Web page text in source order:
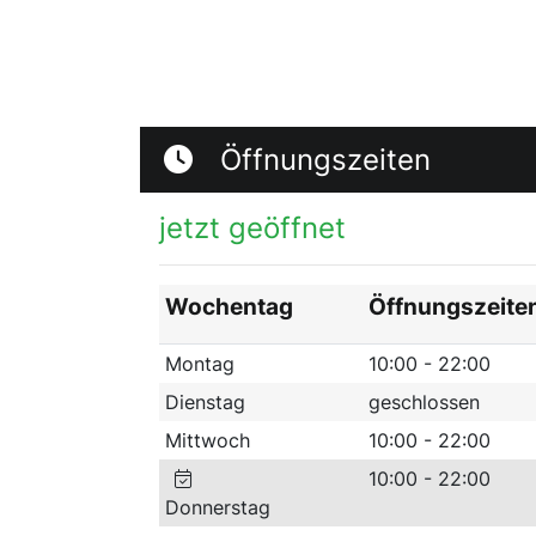
Öffnungszeiten
jetzt geöffnet
Wochentag
Montag
10:00 - 22:00
Dienstag
geschlossen
Mittwoch
10:00 - 22:00
Donnerstag
10:00 - 22:00